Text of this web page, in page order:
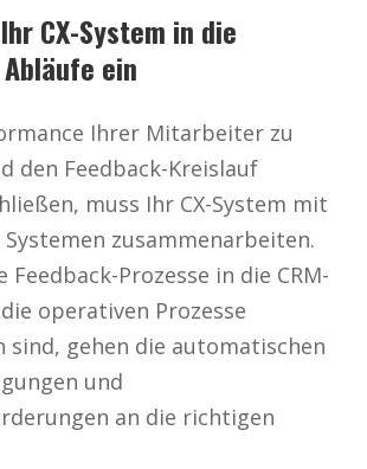
CX-System in die
ein
Ihrer Mitarbeiter zu
den Feedback-Kreislauf
muss Ihr CX-System mit
zusammenarbeiten.
Feedback-Prozesse in die CRM-
operativen Prozesse
sind, gehen die automatischen
und
an die richtigen